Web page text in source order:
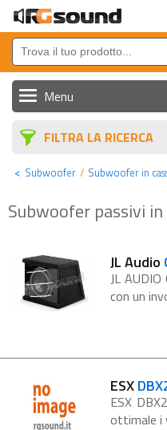
Menu
Sorgenti, Monitor e GPS
Cavi e Accessori
Batterie
Auto Tuning
Strumenti DJ e Home
FILTRA LA RICERCA
Subwoofer Subwoofer in
Subwoofer passivi
JL Audio
JL
con un
ESX
ESX
ottimale i